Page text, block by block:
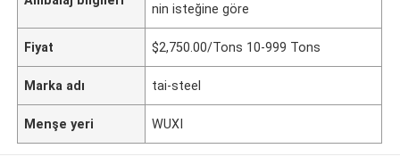
nin isteğine göre
Fiyat $2,750.00/Tons 10-999 Tons
Marka adı tai-steel
Menşe yeri WUXI